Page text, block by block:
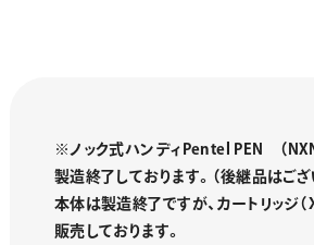
※ノック式ハンディPentel PEN （
製造終了しております。（後継品はござ
本体は製造終了ですが、カートリッジ
販売しております。